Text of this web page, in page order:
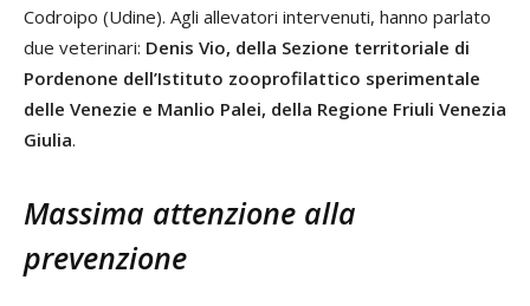
Codroipo (Udine). Agli allevatori intervenuti, hanno parlato
due veterinari: Denis Vio, della Sezione territoriale di
Pordenone dell’Istituto zooprofilattico sperimentale
delle Venezie e Manlio Palei, della Regione Friuli Venezia
Giulia.
Massima attenzione alla
prevenzione